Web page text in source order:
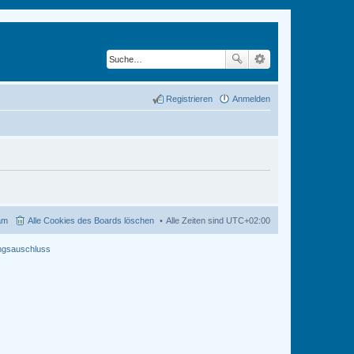
Anmelden
Registrieren
Alle Zeiten sind UTC+02:00
Alle Cookies des Boards löschen